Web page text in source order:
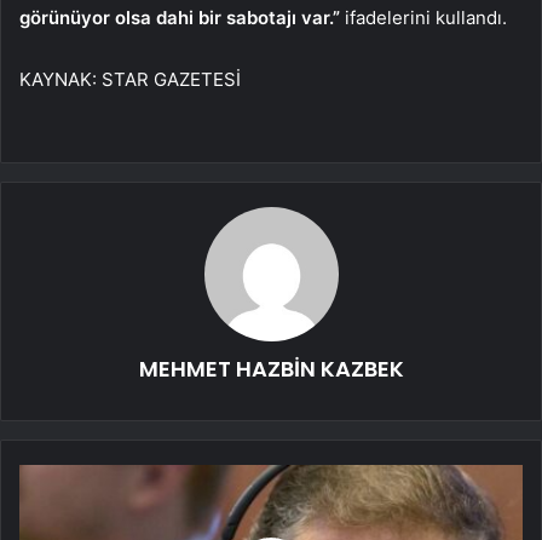
görünüyor olsa dahi bir sabotajı var.” ifadelerini kullandı.
KAYNAK: STAR GAZETESİ
MEHMET HAZBİN KAZBEK